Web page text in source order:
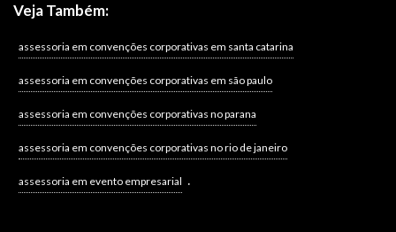
Veja Também:
assessoria em convenções corporativas em santa catarina
assessoria em convenções corporativas em são paulo
assessoria em convenções corporativas no parana
assessoria em convenções corporativas no rio de janeiro
assessoria em evento empresarial .